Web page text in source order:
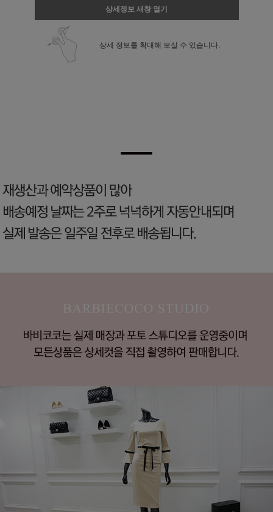
상세정보 새창 열기
상세 정보를 확대해 보실 수 있습니다.